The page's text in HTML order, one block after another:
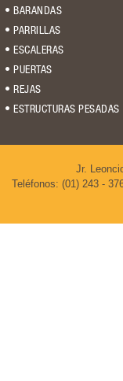
• BARANDAS
• PARRILLAS
• ESCALERAS
• PUERTAS
• REJAS
• ESTRUCTURAS PESADAS
Jr.
Teléfonos: (01) 243 -